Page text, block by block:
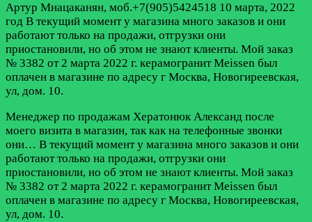
Артур Мнацаканян, моб.+7(905)5424518 10 марта, 2022
год В текущий момент у магазина много заказов и они
работают только на продажи, отгрузки они
приостановили, но об этом не знают клиенты. Мой заказ
№ 3382 от 2 марта 2022 г. керамогранит Meissen был
оплачен в магазине по адресу г Москва, Новогиреевская,
ул, дом. 10.
Менеджер по продажам Хератонюк Александ после
моего визита в магазин, так как на телефонные звонки
они… В текущий момент у магазина много заказов и они
работают только на продажи, отгрузки они
приостановили, но об этом не знают клиенты. Мой заказ
№ 3382 от 2 марта 2022 г. керамогранит Meissen был
оплачен в магазине по адресу г Москва, Новогиреевская,
ул, дом. 10.